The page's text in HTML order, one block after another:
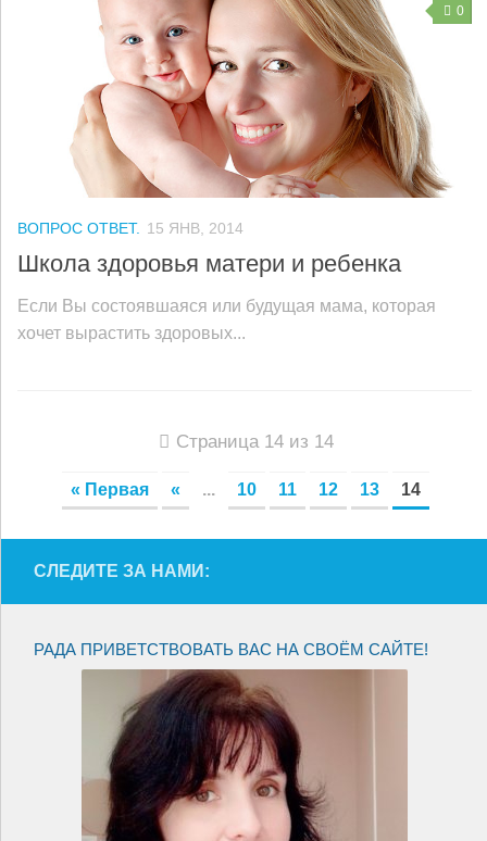
0
ВОПРОС ОТВЕТ. 15 ЯНВ, 2014
Школа здоровья матери и ребенка
Если Вы состоявшаяся или будущая мама, которая
хочет вырастить здоровых...
Страница 14 из 14
« Первая « ... 10 11 12 13 14
СЛЕДИТЕ ЗА НАМИ:
РАДА ПРИВЕТСТВОВАТЬ ВАС НА СВОЁМ САЙТЕ!